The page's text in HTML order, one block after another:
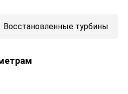
Восстановленные турбины